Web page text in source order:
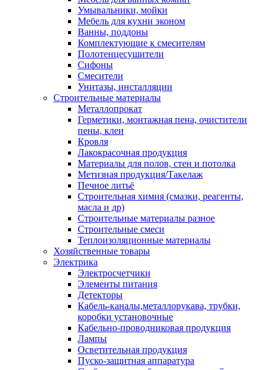
Умывальники, мойки
Мебель для кухни эконом
Ванны, поддоны
Комплектующие к смесителям
Полотенцесушители
Сифоны
Смесители
Унитазы, инсталляции
Строительные материалы
Металлопрокат
Герметики, монтажная пена, очистители
пены, клеи
Кровля
Лакокрасочная продукция
Материалы для полов, стен и потолка
Метизная продукция/Такелаж
Печное литьё
Строительная химия (смазки, реагенты,
масла и др)
Строительные материалы разное
Строительные смеси
Теплоизоляционные материалы
Хозяйственные товары
Электрика
Электросчетчики
Элементы питания
Детекторы
Кабель-каналы,металлорукава, трубки,
коробки установочные
Кабельно-проводниковая продукция
Лампы
Осветительная продукция
Пуско-защитная аппаратура